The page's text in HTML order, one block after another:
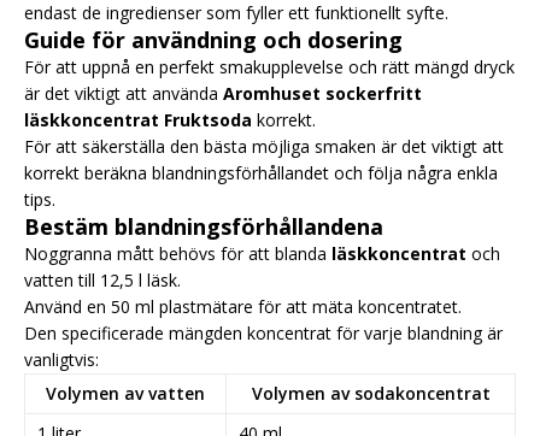
endast de ingredienser som fyller ett funktionellt syfte.
Guide för användning och dosering
För att uppnå en perfekt smakupplevelse och rätt mängd dryck
är det viktigt att använda Aromhuset sockerfritt
läskkoncentrat Fruktsoda korrekt.
För att säkerställa den bästa möjliga smaken är det viktigt att
korrekt beräkna blandningsförhållandet och följa några enkla
tips.
Bestäm blandningsförhållandena
Noggranna mått behövs för att blanda läskkoncentrat och
vatten till 12,5 l läsk.
Använd en 50 ml plastmätare för att mäta koncentratet.
Den specificerade mängden koncentrat för varje blandning är
vanligtvis:
Volymen av vatten
Volymen av sodakoncentrat